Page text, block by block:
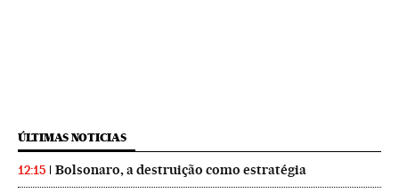
ÚLTIMAS NOTICIAS
12:15 Bolsonaro, a destruição como estratégia